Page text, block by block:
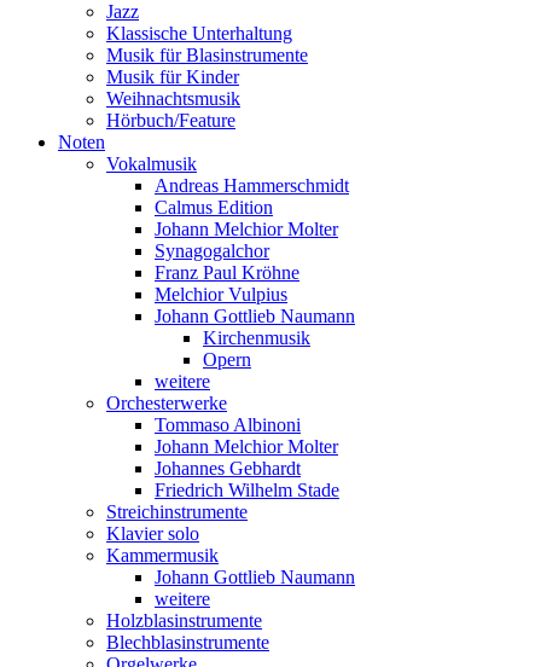
Jazz
Klassische Unterhaltung
Musik für Blasinstrumente
Musik für Kinder
Weihnachtsmusik
Hörbuch/Feature
Noten
Vokalmusik
Andreas Hammerschmidt
Calmus Edition
Johann Melchior Molter
Synagogalchor
Franz Paul Kröhne
Melchior Vulpius
Johann Gottlieb Naumann
Kirchenmusik
Opern
weitere
Orchesterwerke
Tommaso Albinoni
Johann Melchior Molter
Johannes Gebhardt
Friedrich Wilhelm Stade
Streichinstrumente
Klavier solo
Kammermusik
Johann Gottlieb Naumann
weitere
Holzblasinstrumente
Blechblasinstrumente